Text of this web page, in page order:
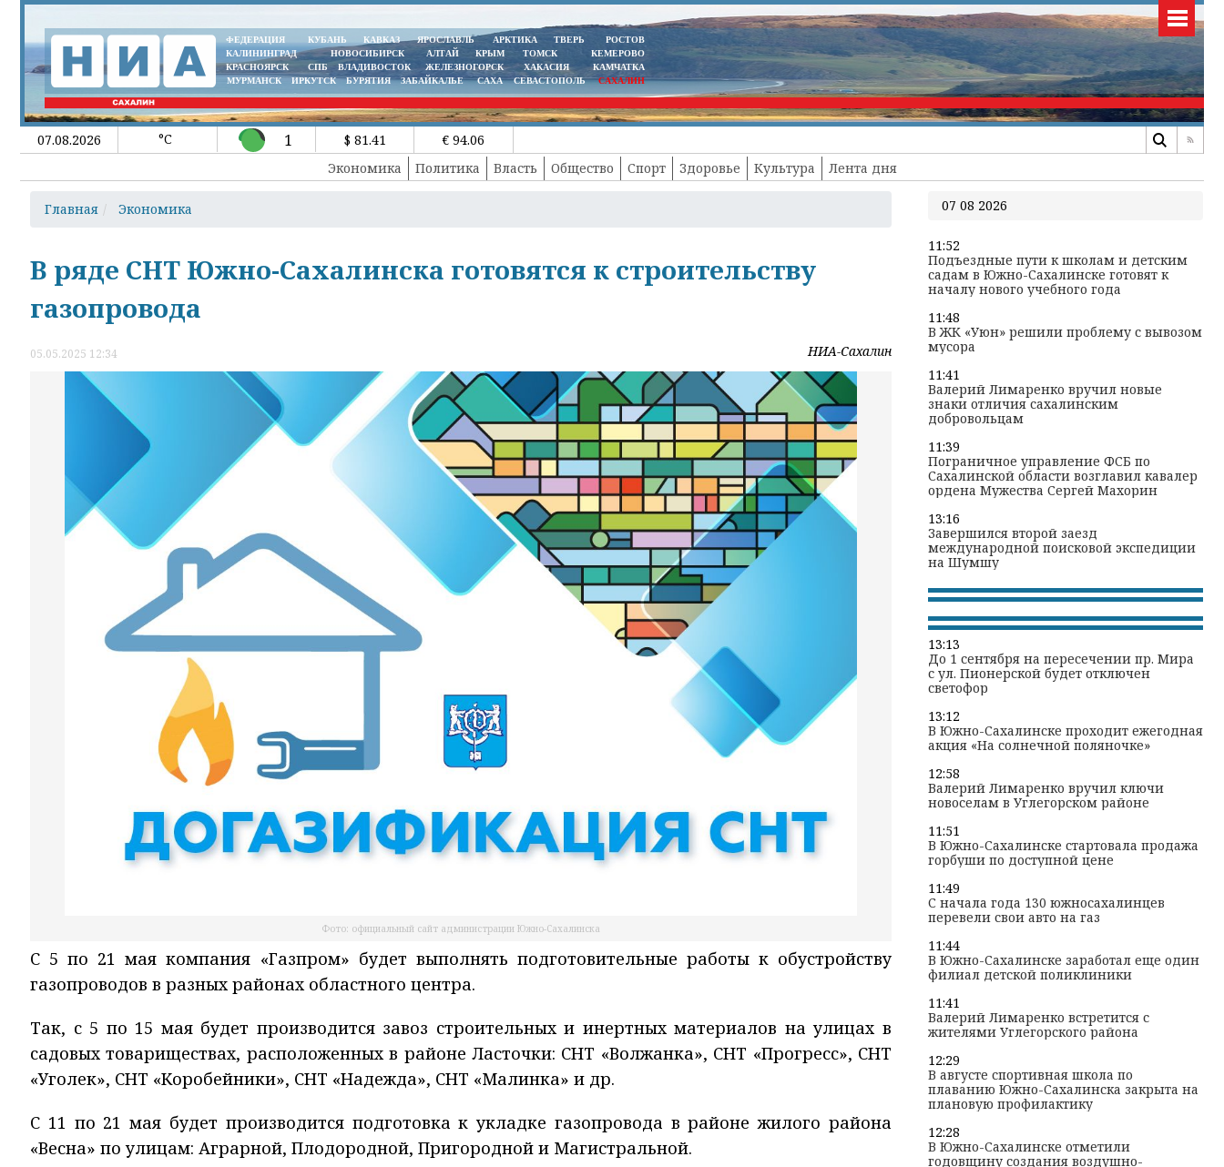
ФЕДЕРАЦИЯ КУБАНЬ КАВКАЗ ЯРОСЛАВЛЬ АРКТИКА ТВЕРЬ
РОСТОВ
КАЛИНИНГРАД
НОВОСИБИРСК АЛТАЙ КРЫМ ТОМСК
КЕМЕРОВО
КРАСНОЯРСК
СПБ ВЛАДИВОСТОК ЖЕЛЕЗНОГОРСК ХАКАСИЯ
КАМЧАТКА
МУРМАНСК
ИРКУТСК БУРЯТИЯ ЗАБАЙКАЛЬЕ САХА СЕВАСТОПОЛЬ САХАЛИН
07.08.2026 °C 1 $ 81.41
€ 94.06
Экономика
Политика Власть Общество Спорт Здоровье Культура Лента дня
Главная Экономика
В ряде СНТ Южно-Сахалинска готовятся к строительству
газопровода
05.05.2025 12:34 НИА-Сахалин
Фото: официальный сайт администрации Южно-Сахалинска
С 5 по 21 мая компания «Газпром» будет выполнять подготовительные работы к обустройству
газопроводов в разных районах областного центра.
Так, с 5 по 15 мая будет производится завоз строительных и инертных материалов на улицах в
садовых товариществах, расположенных в районе Ласточки: СНТ «Волжанка», СНТ «Прогресс», СНТ
«Уголек», СНТ «Коробейники», СНТ «Надежда», СНТ «Малинка» и др.
С 11 по 21 мая будет производится подготовка к укладке газопровода в районе жилого района
«Весна» по улицам: Аграрной, Плодородной, Пригородной и Магистральной.
07 08 2026
11:52
Подъездные пути к школам и детским
садам в Южно-Сахалинске готовят к
началу нового учебного года
11:48
В ЖК «Уюн» решили проблему с вывозом
мусора
11:41
Валерий Лимаренко вручил новые
знаки отличия сахалинским
добровольцам
11:39
Пограничное управление ФСБ по
Сахалинской области возглавил кавалер
ордена Мужества Сергей Махорин
13:16
Завершился второй заезд
международной поисковой экспедиции
на Шумшу
13:13
До 1 сентября на пересечении пр. Мира
с ул. Пионерской будет отключен
светофор
13:12
В Южно-Сахалинске проходит ежегодная
акция «На солнечной поляночке»
12:58
Валерий Лимаренко вручил ключи
новоселам в Углегорском районе
11:51
В Южно-Сахалинске стартовала продажа
горбуши по доступной цене
11:49
С начала года 130 южносахалинцев
перевели свои авто на газ
11:44
В Южно-Сахалинске заработал еще один
филиал детской поликлиники
11:41
Валерий Лимаренко встретится с
жителями Углегорского района
12:29
В августе спортивная школа по
плаванию Южно-Сахалинска закрыта на
плановую профилактику
12:28
В Южно-Сахалинске отметили
годовщину создания воздушно-